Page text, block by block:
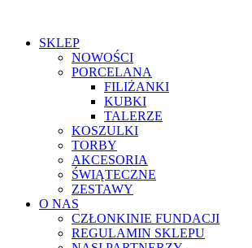
SKLEP
NOWOŚCI
PORCELANA
FILIŻANKI
KUBKI
TALERZE
KOSZULKI
TORBY
AKCESORIA
ŚWIĄTECZNE
ZESTAWY
O NAS
CZŁONKINIE FUNDACJI
REGULAMIN SKLEPU